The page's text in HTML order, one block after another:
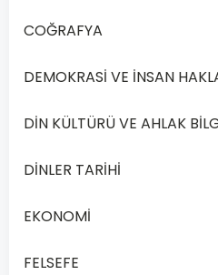
Açık
Lisesi
Açık
Fıkıh…
Devamını
COĞRAFYA
DEMOKRASİ VE İNSAN
DİN KÜLTÜRÜ VE AHLAK
DİNLER TARİHİ
EKONOMİ
FELSEFE